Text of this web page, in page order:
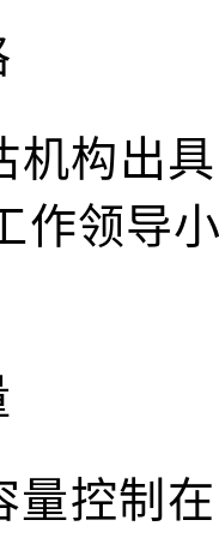
机构出
作领导
量控制